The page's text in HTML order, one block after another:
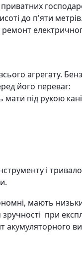
до п'яти
агрегату.
його переваг:
мати під рукою
і
мають
при